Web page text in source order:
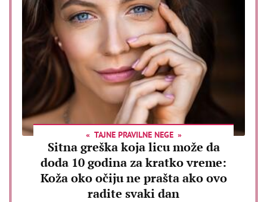
TAJNE PRAVILNE NEGE
Sitna greška koja licu može da
doda 10 godina za kratko vreme:
Koža oko očiju ne prašta ako ovo
radite svaki dan